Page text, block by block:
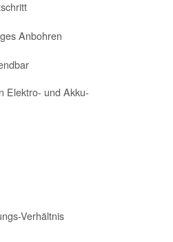
Anbohren
Elektro- und Akku-
Verhältnis